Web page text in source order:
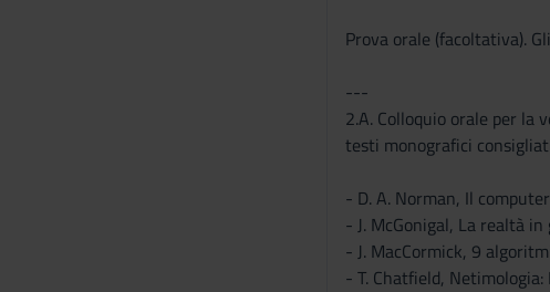
Prova orale (facoltativa).
---
2.A. Colloquio orale per la
testi monografici
- D. A. Norman, Il
- J. McGonigal, La realtà
- J. MacCormick, 9
- T. Chatfield,